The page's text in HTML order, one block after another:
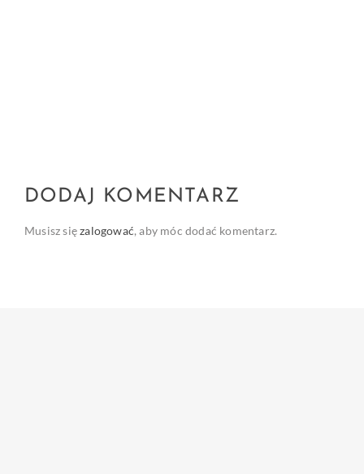
DODAJ KOMENTARZ
Musisz sięzalogować, aby móc dodać komentarz.